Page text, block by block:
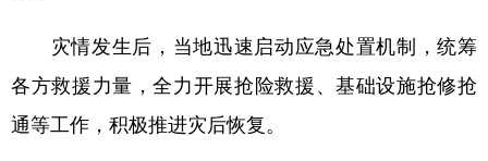
灾情发生后，当地迅速启动应急处置机制，统筹
各方救援力量，全力开展抢险救援、基础设施抢修抢
通等工作，积极推进灾后恢复。